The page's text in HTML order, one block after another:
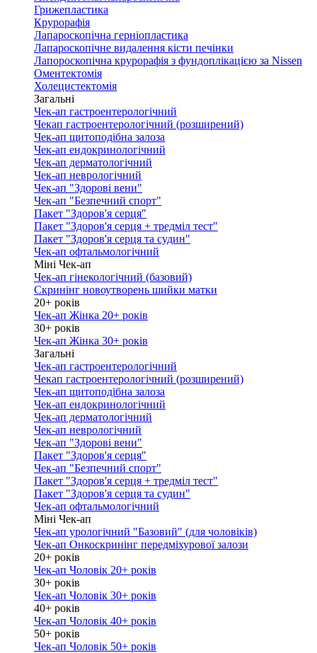
Грижепластика
Крурорафія
Лапароскопічна герніопластика
Лапароскопічне видалення кісти печінки
Лапороскопічна крурорафія з фундоплікацією за Nissen
Оментектомія
Холецистектомія
Загальні
Чек-ап гастроентерологічний
Чекап гастроентерологічний (розширений)
Чек-ап щитоподібна залоза
Чек-ап ендокринологічний
Чек-ап дерматологічний
Чек-ап неврологічний
Чек-ап "Здорові вени"
Чек-ап "Безпечний спорт"
Пакет "Здоров'я серця"
Пакет "Здоров'я серця + тредміл тест"
Пакет "Здоров'я серця та судин"
Чек-ап офтальмологічний
Міні Чек-ап
Чек-ап гінекологічний (базовий)
Скринінг новоутворень шийки матки
20+ років
Чек-ап Жінка 20+ років
30+ років
Чек-ап Жінка 30+ років
Загальні
Чек-ап гастроентерологічний
Чекап гастроентерологічний (розширений)
Чек-ап щитоподібна залоза
Чек-ап ендокринологічний
Чек-ап дерматологічний
Чек-ап неврологічний
Чек-ап "Здорові вени"
Пакет "Здоров'я серця"
Чек-ап "Безпечний спорт"
Пакет "Здоров'я серця + тредміл тест"
Пакет "Здоров'я серця та судин"
Чек-ап офтальмологічний
Міні Чек-ап
Чек-ап урологічний "Базовий" (для чоловіків)
Чек-ап Онкоскринінг передміхурової залози
20+ років
Чек-ап Чоловік 20+ років
30+ років
Чек-ап Чоловік 30+ років
40+ років
Чек-ап Чоловік 40+ років
50+ років
Чек-ап Чоловік 50+ років